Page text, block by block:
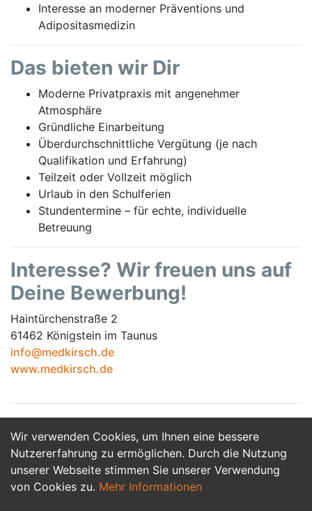
Wir verwenden Cookies, um Ihnen eine bessere
Nutzererfahrung zu ermöglichen. Durch die Nutzung
unserer Webseite stimmen Sie unserer Verwendung
von Cookies zu. Mehr Informationen
Interesse an moderner Präventions und
Adipositasmedizin
Das bieten wir Dir
Moderne Privatpraxis mit angenehmer
Atmosphäre
Gründliche Einarbeitung
Überdurchschnittliche Vergütung (je nach
Qualifikation und Erfahrung)
Teilzeit oder Vollzeit möglich
Urlaub in den Schulferien
Stundentermine – für echte, individuelle
Betreuung
Interesse? Wir freuen uns auf
Deine Bewerbung!
Haintürchenstraße 2
61462 Königstein im Taunus
info@medkirsch.de
www.medkirsch.de
Jetzt Bewerben